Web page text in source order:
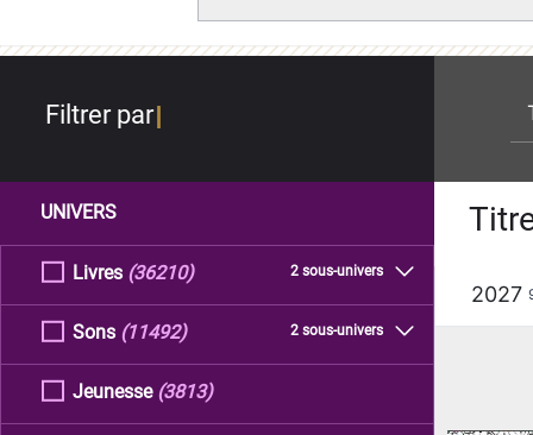
Filtrer par
UNIVERS
Livres 2 sous-univers
(36210)
Sons 2 sous-univers
(11492)
Jeunesse (3813)
2027